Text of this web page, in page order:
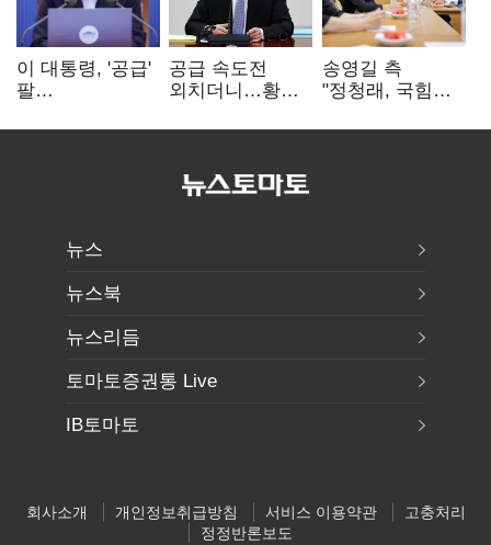
이 대통령, '공급'
팔
여 내부선
공급 속도전
외치더니…황희,
리모델링' 제안
송영길 측
"정청래, 국힘
민주당 대표로
뉴스
뉴스북
뉴스리듬
토마토증권통 Live
IB토마토
회사소개 개인정보취급방침 서비스 이용약관
고충처리
정정반론보도